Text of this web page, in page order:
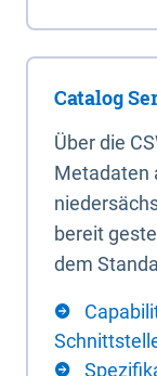
Catalog
Über die
Metadaten
bereit
dem